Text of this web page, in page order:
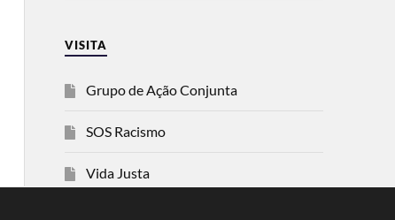
VISITA
Grupo de Ação Conjunta
SOS Racismo
Vida Justa